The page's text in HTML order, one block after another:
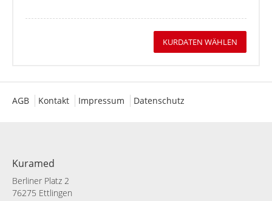
KURDATEN WÄHLEN
AGB Kontakt Impressum Datenschutz
Kuramed
Berliner Platz 2
76275 Ettlingen